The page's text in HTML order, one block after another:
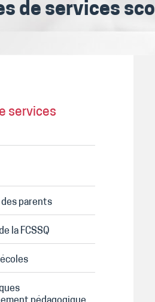
de services
services
parents
la FCSSQ